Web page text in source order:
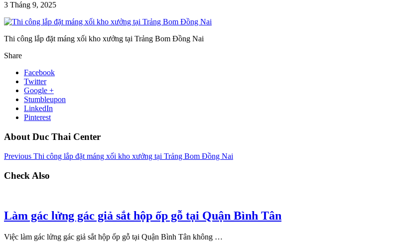
3 Tháng 9, 2025
Thi công lắp đặt máng xối kho xưởng tại Trảng Bom Đồng Nai
Share
Facebook
Twitter
Google +
Stumbleupon
LinkedIn
Pinterest
About Duc Thai Center
Previous Thi công lắp đặt máng xối kho xưởng tại Trảng Bom Đồng Nai
Check Also
Làm gác lửng gác giả sắt hộp ốp gỗ tại Quận Bình Tân
Việc làm gác lửng gác giả sắt hộp ốp gỗ tại Quận Bình Tân không …